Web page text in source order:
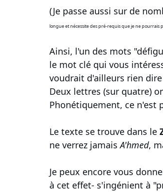
(Je passe aussi sur de
longue et nécessite des pré-requis que je ne pourrais
Ainsi, l'un des mots
le mot clé qui vous
voudrait d'ailleurs rien
Deux lettres (sur quatre)
Phonétiquement, ce n'est
Le texte se trouve dans le
ne verrez jamaisA'hmed,
Je peux encore vous
à cet effet- s'ingénient à